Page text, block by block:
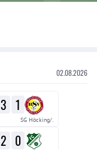
02.08.2026
3 1
SG Höcking/.
2 0